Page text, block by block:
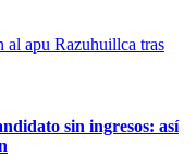
sin ingresos: así